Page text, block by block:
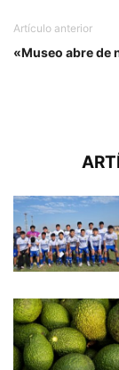
Artículo anterior
«Museo abre de